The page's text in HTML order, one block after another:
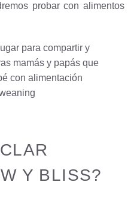
probar con alimentos
Y BLISS?